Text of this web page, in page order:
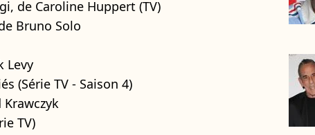
de Caroline Huppert (TV)
Bruno Solo
Levy
(Série TV - Saison 4)
Krawczyk
TV)